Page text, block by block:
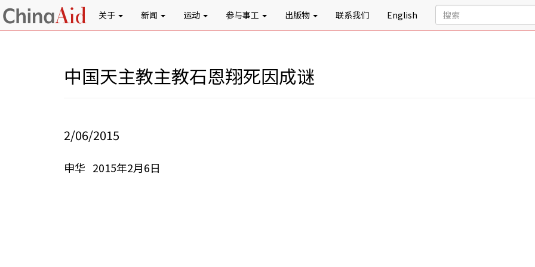
关于 新闻 运动 参与事工 出版物 联系我们 English
中国天主教主教石恩翔死因成谜
2/06/2015
申华 2015年2月6日